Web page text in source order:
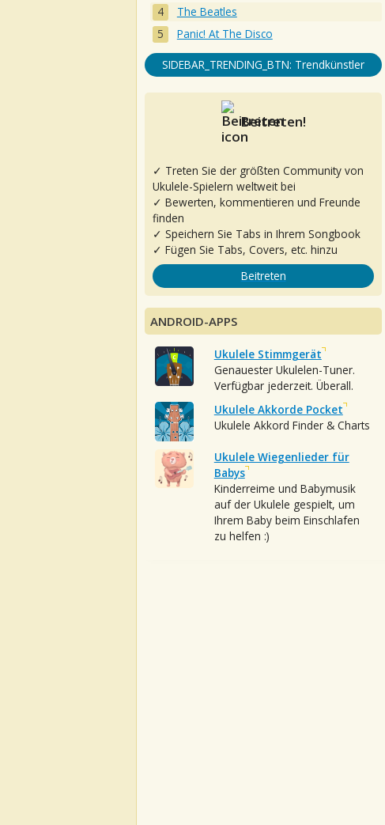
The Beatles
Panic! At The Disco
SIDEBAR_TRENDING_BTN: Trendkünstler
Beitreten!
✓ Treten Sie der größten Community von
Ukulele-Spielern weltweit bei
✓ Bewerten, kommentieren und Freunde
finden
✓ Speichern Sie Tabs in Ihrem Songbook
✓ Fügen Sie Tabs, Covers, etc. hinzu
Beitreten
ANDROID-APPS
Ukulele Stimmgerät
Genauester Ukulelen-Tuner.
Verfügbar jederzeit. Überall.
Ukulele Akkorde Pocket
Ukulele Akkord Finder & Charts
Ukulele Wiegenlieder für
Babys
Kinderreime und Babymusik
auf der Ukulele gespielt, um
Ihrem Baby beim Einschlafen
zu helfen :)